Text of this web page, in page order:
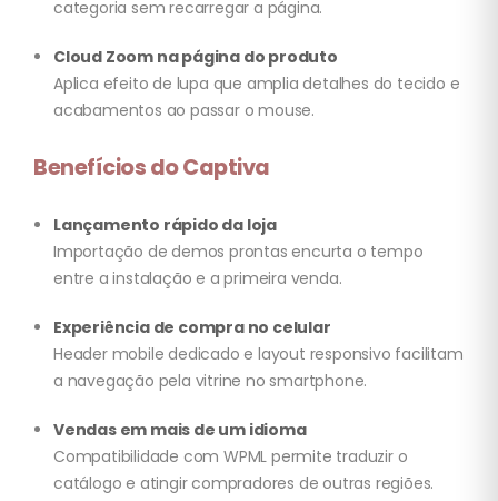
categoria sem recarregar a página.
Cloud Zoom na página do produto
Aplica efeito de lupa que amplia detalhes do tecido e
acabamentos ao passar o mouse.
Benefícios do Captiva
Lançamento rápido da loja
Importação de demos prontas encurta o tempo
entre a instalação e a primeira venda.
Experiência de compra no celular
Header mobile dedicado e layout responsivo facilitam
a navegação pela vitrine no smartphone.
Vendas em mais de um idioma
Compatibilidade com WPML permite traduzir o
catálogo e atingir compradores de outras regiões.